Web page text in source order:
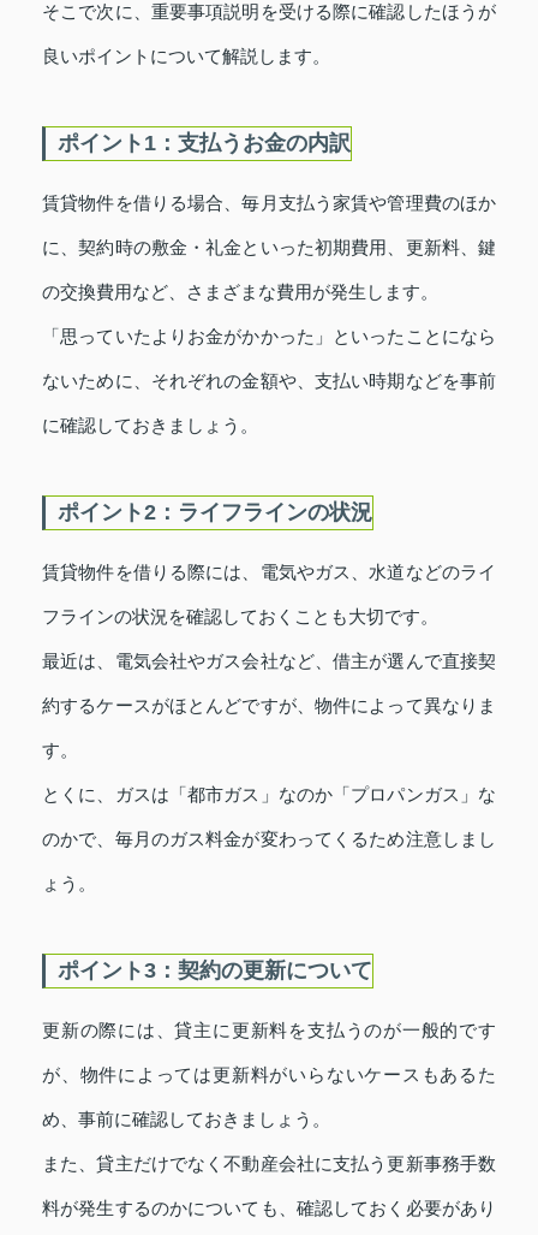
そこで次に、重要事項説明を受ける際に確認したほうが
良いポイントについて解説します。
ポイント1：支払うお金の内訳
賃貸物件を借りる場合、毎月支払う家賃や管理費のほか
に、契約時の敷金・礼金といった初期費用、更新料、鍵
の交換費用など、さまざまな費用が発生します。
「思っていたよりお金がかかった」といったことになら
ないために、それぞれの金額や、支払い時期などを事前
に確認しておきましょう。
ポイント2：ライフラインの状況
賃貸物件を借りる際には、電気やガス、水道などのライ
フラインの状況を確認しておくことも大切です。
最近は、電気会社やガス会社など、借主が選んで直接契
約するケースがほとんどですが、物件によって異なりま
す。
とくに、ガスは「都市ガス」なのか「プロパンガス」な
のかで、毎月のガス料金が変わってくるため注意しまし
ょう。
ポイント3：契約の更新について
更新の際には、貸主に更新料を支払うのが一般的です
が、物件によっては更新料がいらないケースもあるた
め、事前に確認しておきましょう。
また、貸主だけでなく不動産会社に支払う更新事務手数
料が発生するのかについても、確認しておく必要があり